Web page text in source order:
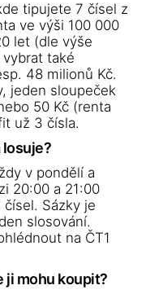
tipujete 7 čísel z
ve výši 100 000
let (dle výše
také
48 milionů Kč.
jeden sloupeček
50 Kč (renta
už 3 čísla.
losuje?
v pondělí a
20:00 a 21:00
Sázky je
slosování.
na ČT1
ji mohu koupit?